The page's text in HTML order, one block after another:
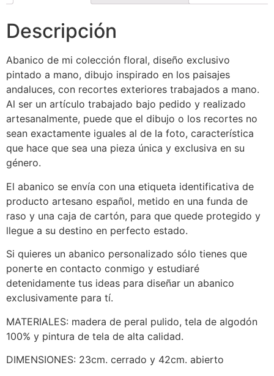
Descripción
Abanico de mi colección floral, diseño exclusivo
pintado a mano, dibujo inspirado en los paisajes
andaluces, con recortes exteriores trabajados a mano.
Al ser un artículo trabajado bajo pedido y realizado
artesanalmente, puede que el dibujo o los recortes no
sean exactamente iguales al de la foto, característica
que hace que sea una pieza única y exclusiva en su
género.
El abanico se envía con una etiqueta identificativa de
producto artesano español, metido en una funda de
raso y una caja de cartón, para que quede protegido y
llegue a su destino en perfecto estado.
Si quieres un abanico personalizado sólo tienes que
ponerte en contacto conmigo y estudiaré
detenidamente tus ideas para diseñar un abanico
exclusivamente para tí.
MATERIALES: madera de peral pulido, tela de algodón
100% y pintura de tela de alta calidad.
DIMENSIONES: 23cm. cerrado y 42cm. abierto